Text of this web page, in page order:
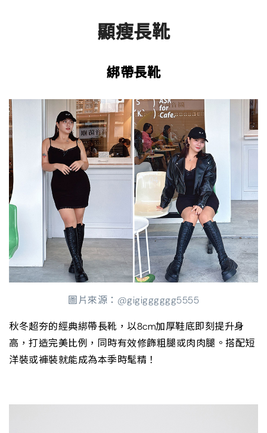
顯瘦長靴
綁帶長靴
圖片來源：@gigigggggg5555
秋冬超夯的經典綁帶長靴，以8cm加厚鞋底即刻提升身
高，打造完美比例，同時有效修飾粗腿或肉肉腿。搭配短
洋裝或褲裝就能成為本季時髦精！